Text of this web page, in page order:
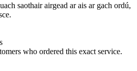
saothair airgead ar ais ar gach ordú,
who ordered this exact service.